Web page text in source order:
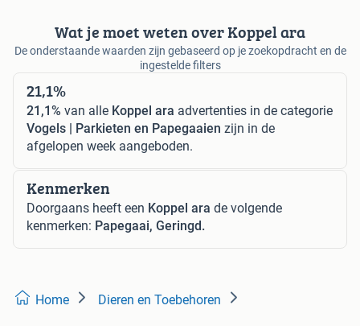
Wat je moet weten over Koppel ara
De onderstaande waarden zijn gebaseerd op je zoekopdracht en de
ingestelde filters
21,1%
21,1% van alle Koppel ara advertenties in de categorie
Vogels | Parkieten en Papegaaien zijn in de
afgelopen week aangeboden.
Kenmerken
Doorgaans heeft een Koppel ara de volgende
kenmerken: Papegaai, Geringd.
Home Dieren en Toebehoren